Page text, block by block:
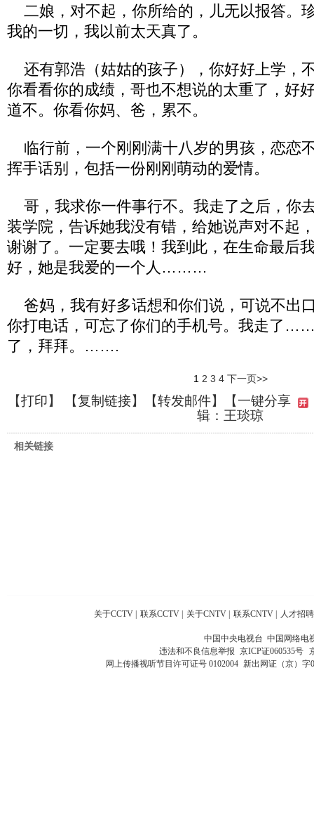
二娘，对不起，你所给的，儿无以报答。
我的一切，我以前太天真了。
还有郭浩（姑姑的孩子），你好好上学，
你看看你的成绩，哥也不想说的太重了，好
道不。你看你妈、爸，累不。
临行前，一个刚刚满十八岁的男孩，恋恋
挥手话别，包括一份刚刚萌动的爱情。
哥，我求你一件事行不。我走了之后，你
装学院，告诉她我没有错，给她说声对不起
谢谢了。一定要去哦！我到此，在生命最后
好，她是我爱的一个人………
爸妈，我有好多话想和你们说，可说不出
你打电话，可忘了你们的手机号。我走了
了，拜拜。…….
1 2 3 4 下一页>>
【打印】 【复制链接】【转发邮件】
【一键分享
辑：王琰琼
相关链接
关于CCTV | 联系CCTV | 关于CNTV | 联系CNTV | 人才招聘
中国中央电视台 中国网络电
违法和不良信息举报 京ICP证060535号
网上传播视听节目许可证号 0102004 新出网证（京）